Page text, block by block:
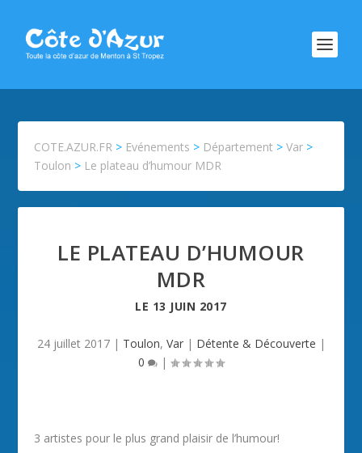
COTE.AZUR.FR > Evénements > Département >Var >
Toulon > Le plateau d’humour MDR
LE PLATEAU D’HUMOUR
MDR
LE 13 JUIN 2017
24 juillet 2017| Toulon, Var| Détente & Découverte |
0
|
3 artistes pour le plus grand plaisir de l’humour!